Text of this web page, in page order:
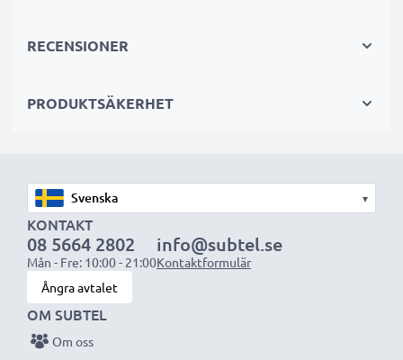
laddningskabel och strömadapter
Snabba laddningstider
OBS:För bästa prestanda och livslängd, ladda
batterierna fullt innan första användning.
Missa aldrig ett ögonblick med denna smarta,
kompakta LCD-batteriladdare från CELLONIC.
Beställ nu med snabb leverans och 3 års garanti!
RECENSIONER
PRODUKTSÄKERHET
▾
KONTAKT
08 5664 2802
Mån - Fre: 10:00 - 21:00
info@subtel.se
Kontaktformulär
Ångra avtalet
OM SUBTEL
Om oss